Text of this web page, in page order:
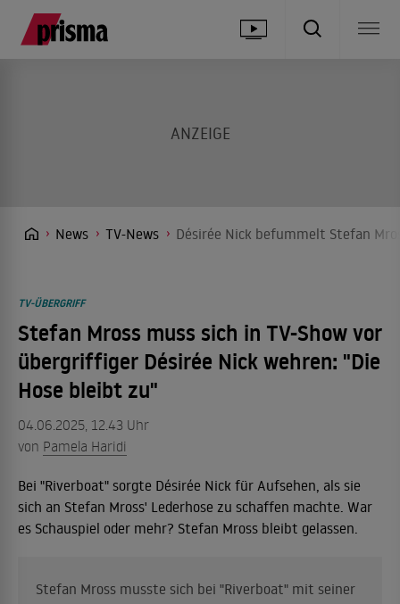
News TV-News Désirée Nick befummelt Stefan
TV-ÜBERGRIFF
Stefan Mross muss sich in TV-Show vor
übergriffiger Désirée Nick wehren: "Die
Hose bleibt zu"
04.06.2025, 12.43 Uhr
von Pamela Haridi
Bei "Riverboat" sorgte Désirée Nick für Aufsehen, als sie
sich an Stefan Mross' Lederhose zu schaffen machte. War
es Schauspiel oder mehr? Stefan Mross bleibt gelassen.
Stefan Mross musste sich bei "Riverboat" mit seiner